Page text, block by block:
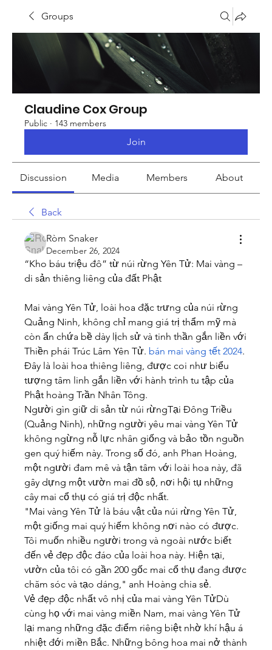
Groups
Claudine Cox Group
Public · 143 members
Join
Discussion Media Members About
Back
Ròm Snaker
December 26, 2024
“Kho báu triệu đô” từ núi rừng Yên Tử: Mai vàng –
di sản thiêng liêng của đất Phật
Mai vàng Yên Tử, loài hoa đặc trưng của núi rừng
Quảng Ninh, không chỉ mang giá trị thẩm mỹ mà
còn ẩn chứa bề dày lịch sử và tinh thần gắn liền với
Thiền phái Trúc Lâm Yên Tử. bán mai vàng tết 2024.
Đây là loài hoa thiêng liêng, được coi như biểu
tượng tâm linh gắn liền với hành trình tu tập của
Phật hoàng Trần Nhân Tông.
Người gìn giữ di sản từ núi rừngTại Đông Triều
(Quảng Ninh), những người yêu mai vàng Yên Tử
không ngừng nỗ lực nhân giống và bảo tồn nguồn
gen quý hiếm này. Trong số đó, anh Phan Hoàng,
một người đam mê và tận tâm với loài hoa này, đã
gây dựng một vườn mai đồ sộ, nơi hội tụ những
cây mai cổ thụ có giá trị độc nhất.
"Mai vàng Yên Tử là báu vật của núi rừng Yên Tử,
một giống mai quý hiếm không nơi nào có được.
Tôi muốn nhiều người trong và ngoài nước biết
đến vẻ đẹp độc đáo của loài hoa này. Hiện tại,
vườn của tôi có gần 200 gốc mai cổ thụ đang được
chăm sóc và tạo dáng," anh Hoàng chia sẻ.
Vẻ đẹp độc nhất vô nhị của mai vàng Yên TửDù
cùng họ với mai vàng miền Nam, mai vàng Yên Tử
lại mang những đặc điểm riêng biệt nhờ khí hậu á
nhiệt đới miền Bắc. Những bông hoa mai nở thành